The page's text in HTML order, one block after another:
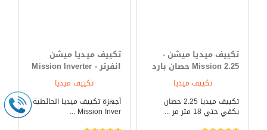
تكييف ميديا ميشن -
Mission 2.25 حصان بارد
تكييف ميديا
تكييف ميديا 2.25 حصان
يكفي حتي 18 متر مر ...
تكييف ميديا ميشن
انفرتر - Mission Inverter
تكييف ميديا
أجهزة تكييف ميديا الحائطية
Mission Inver ...